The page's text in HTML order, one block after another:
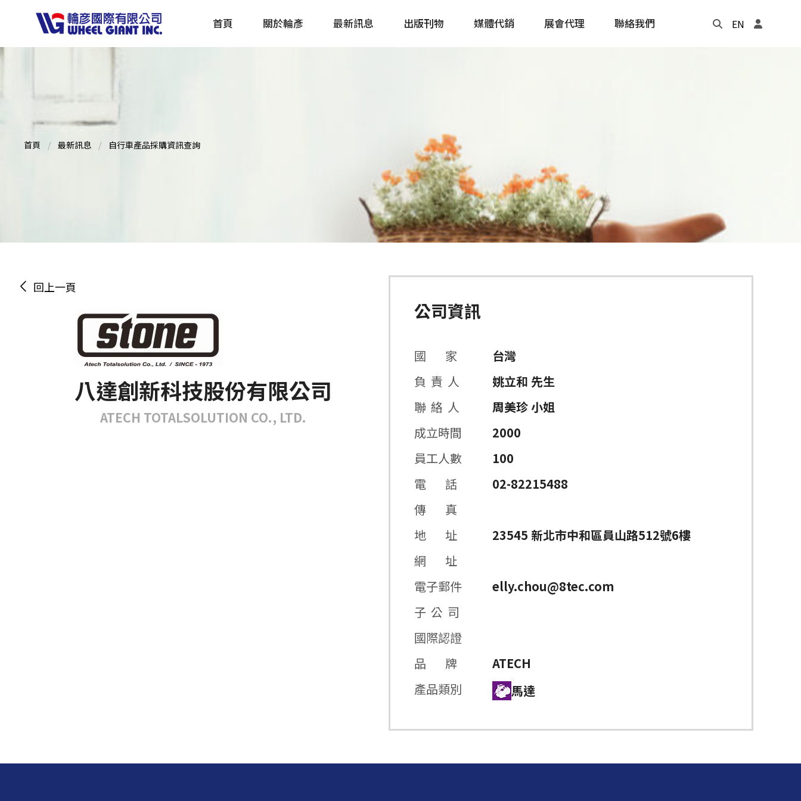
首頁 關於輪彥 最新訊息 出版刊物
戶外探索 Outside
主題書籍
媒體代銷 展會代理 聯絡我們 EN
首頁 最新訊息 自行車產品採購資訊查詢
回上一頁
八達創新科技股份有限公司
ATECH TOTALSOLUTION CO., LTD.
公司資訊
國 家
台灣
負 責 人
姚立和 先生
聯 絡 人
周美珍 小姐
成立時間
2000
員工人數
100
電 話
02-82215488
傳 真
地 址
23545 新北市中和區員山路512號6樓
網 址
電子郵件
elly.chou@8tec.com
子 公 司
國際認證
品 牌
ATECH
產品類別
馬達